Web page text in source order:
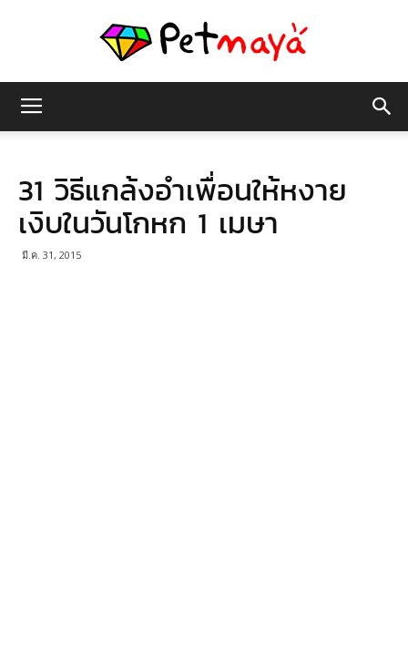
มายา
31 วิธีแกล้งอำเพื่อนให้หงาย
เงิบในวันโกหก 1 เมษา
มี.ค. 31, 2015